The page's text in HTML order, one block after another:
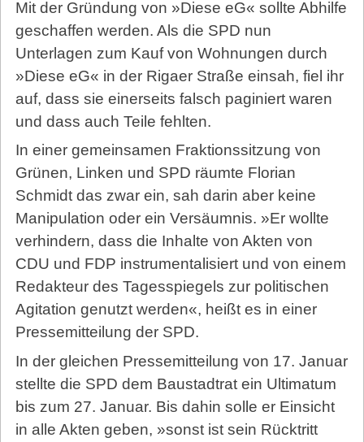
Mit der Gründung von »Diese eG« sollte Abhilfe
geschaffen werden. Als die SPD nun
Unterlagen zum Kauf von Wohnungen durch
»Diese eG« in der Rigaer Straße einsah, fiel ihr
auf, dass sie einerseits falsch paginiert waren
und dass auch Teile fehlten.
In einer gemeinsamen Fraktionssitzung von
Grünen, Linken und SPD räumte Florian
Schmidt das zwar ein, sah darin aber keine
Manipulation oder ein Versäumnis. »Er wollte
verhindern, dass die Inhalte von Akten von
CDU und FDP instrumentalisiert und von einem
Redakteur des Tagesspiegels zur politischen
Agitation genutzt werden«, heißt es in einer
Pressemitteilung der SPD.
In der gleichen Pressemitteilung von 17. Januar
stellte die SPD dem Baustadtrat ein Ultimatum
bis zum 27. Januar. Bis dahin solle er Einsicht
in alle Akten geben, »sonst ist sein Rücktritt